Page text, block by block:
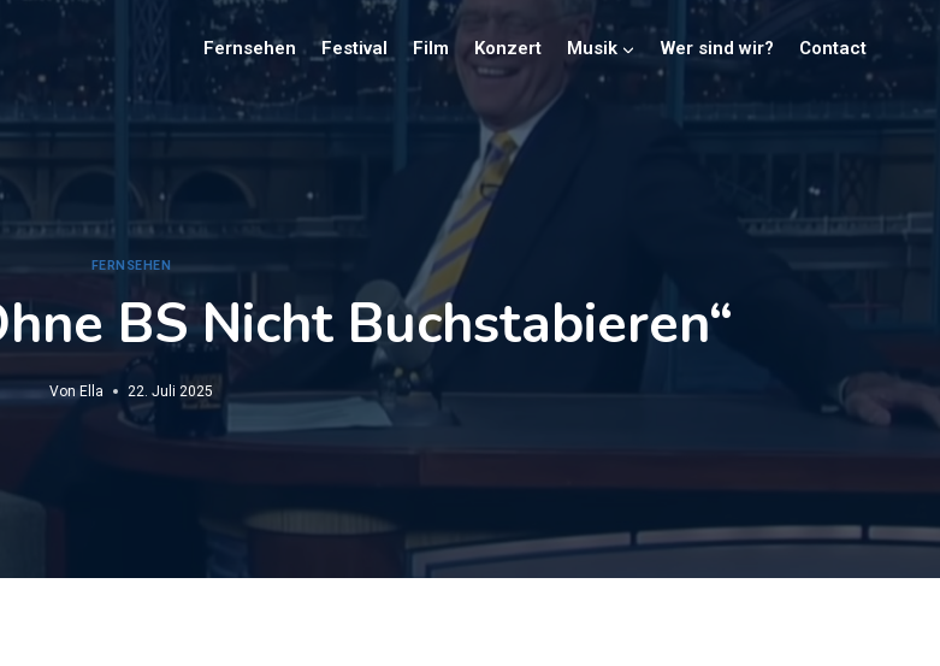
Fernsehen Festival Film Konzert Musik Wer sind wir? Contact
FERNSEHEN
BS Nicht Buchstabieren“
Von Ella 22. Juli 2025